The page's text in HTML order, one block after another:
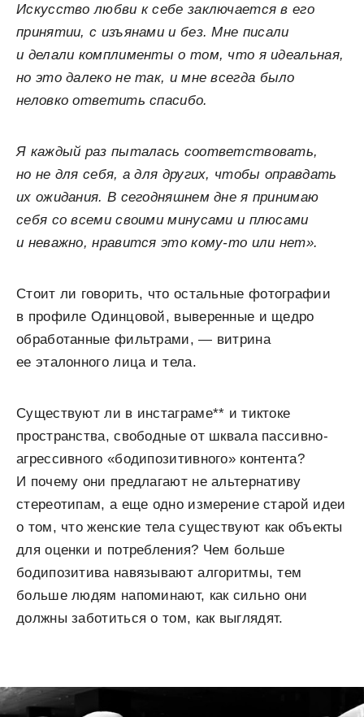
Искусство любви к себе заключается в его
принятии, с изъянами и без. Мне писали
и делали комплименты о том, что я идеальная,
но это далеко не так, и мне всегда было
неловко ответить спасибо.
Я каждый раз пыталась соответствовать,
но не для себя, а для других, чтобы оправдать
их ожидания. В сегодняшнем дне я принимаю
себя со всеми своими минусами и плюсами
и неважно, нравится это кому-то или нет».
Стоит ли говорить, что остальные фотографии
в профиле Одинцовой, выверенные и щедро
обработанные фильтрами, — витрина
ее эталонного лица и тела.
Существуют ли в инстаграме** и тиктоке
пространства, свободные от шквала пассивно-
агрессивного «бодипозитивного» контента?
И почему они предлагают не альтернативу
стереотипам, а еще одно измерение старой идеи
о том, что женские тела существуют как объекты
для оценки и потребления? Чем больше
бодипозитива навязывают алгоритмы, тем
больше людям напоминают, как сильно они
должны заботиться о том, как выглядят.